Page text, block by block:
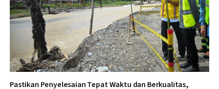
Pastikan Penyelesaian Tepat Waktu dan Berkualitas,